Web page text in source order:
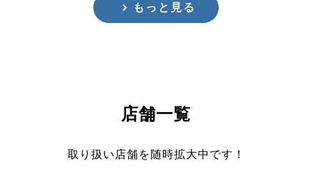
もっと見る
店舗一覧
取り扱い店舗を随時拡大中です！